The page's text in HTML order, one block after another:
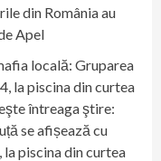
din România au
Apel
locală: Gruparea
la piscina din curtea
întreaga ştire:
se afișează cu
piscina din curtea